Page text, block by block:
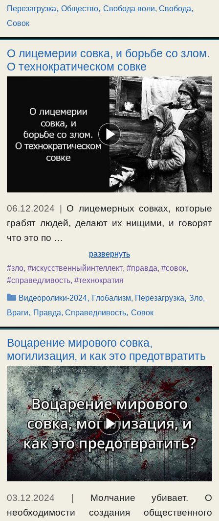
Перезагрузка, Общество, Свобода воли, Свобода,
Совок
О лицемерии совка, и борьбе со злом.
О технократическом совке
06.12.2024
О лицемерных совках, которые
грабят людей, делают их нищими, и говорят
что это по …
развернуть
#зло, #искусственныйинтеллект, #правда, #совок,
#справедливость, #технократия
Рубрики
Видеоролики-2024, Глобализм, Перезагрузка,Зло,
Враги, Правда, Справедливость, Совок
Воцарение мирового совка,
могилизация, и как это предотвратить
03.12.2024
Молчание убивает. О
необходимости создания общественного